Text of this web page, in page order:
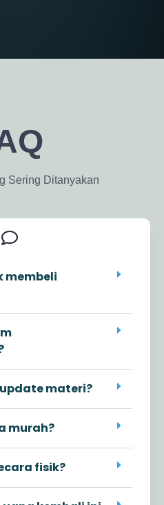
Sering Ditanyakan
membeli
materi?
murah?
fisik?